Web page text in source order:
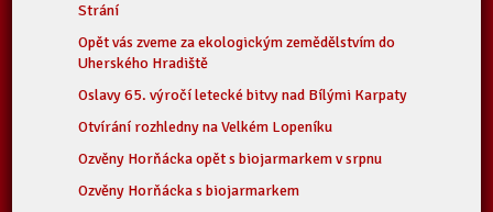
Strání
Opět vás zveme za ekologickým zemědělstvím do
Uherského Hradiště
Oslavy 65. výročí letecké bitvy nad Bílými Karpaty
Otvírání rozhledny na Velkém Lopeníku
Ozvěny Horňácka opět s biojarmarkem v srpnu
Ozvěny Horňácka s biojarmarkem